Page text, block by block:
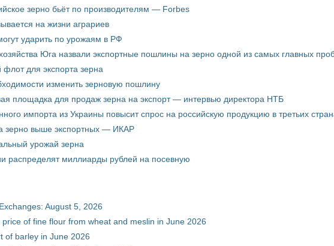
зерно бьёт по производителям — Forbes
на жизни аграриев
ударить по урожаям в РФ
Юга назвали экспортные пошлины на зерно одной из самых главных
для экспорта зерна
изменить зерновую пошлину
площадка для продаж зерна на экспорт — интервью директора НТБ
импорта из Украины повысит спрос на российскую продукцию в третьих
зерно выше экспортных — ИКАР
урожай зерна
распределят миллиарды рублей на посевную
August 5, 2026
of fine flour from wheat and meslin in June 2026
of barley in June 2026